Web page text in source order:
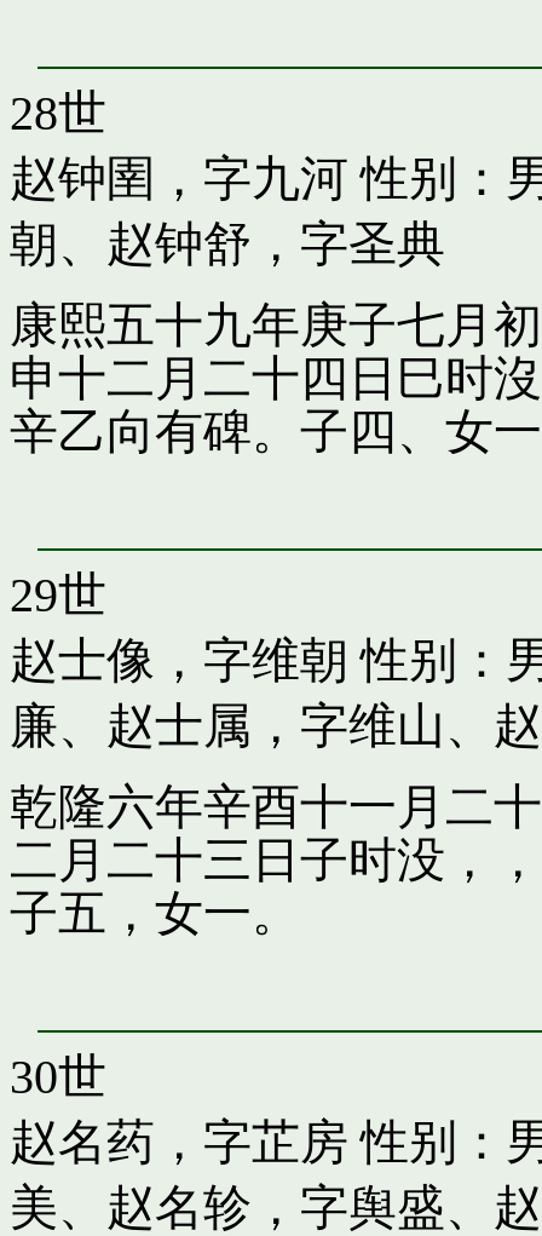
28世
赵钟圉，字九河 性别：
朝 、 赵钟舒，字圣典
康熙五十九年庚子七月
申十二月二十四日巳时
辛乙向有碑。子四、女
29世
赵士像，字维朝 性别：
廉、 赵士属，字维山、
乾隆六年辛酉十一月二
二月二十三日子时没，
子五，女一。
30世
赵名药，字芷房 性别：
美、 赵名轸，字舆盛、